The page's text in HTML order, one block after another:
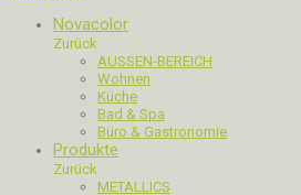
Novacolor
Zurück
AUSSEN-BEREICH
Wohnen
Küche
Bad & Spa
Büro & Gastronomie
Produkte
Zurück
METALLICS